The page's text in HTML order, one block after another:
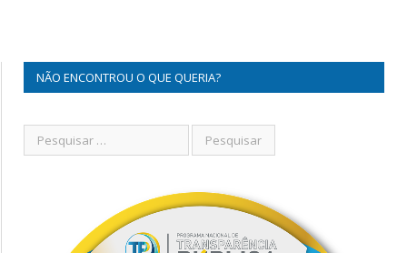
NÃO ENCONTROU O QUE QUERIA?